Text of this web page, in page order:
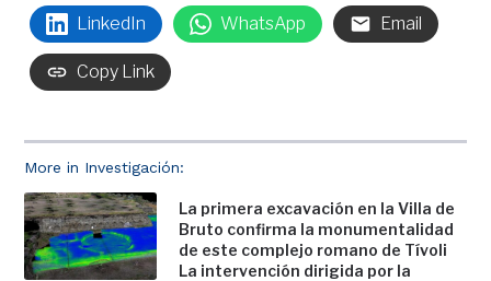
More in Investigación:
La primera excavación en la Villa de
Bruto confirma la monumentalidad
de este complejo romano de Tívoli
La intervención dirigida por la
LinkedIn WhatsApp Email
Copy Link